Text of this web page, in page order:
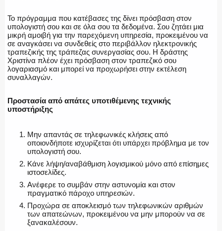
Το πρόγραμμα που κατέβασες της δίνει πρόσβαση στον
υπολογιστή σου και σε όλα σου τα δεδομένα. Σου ζητάει μια
μικρή αμοιβή για την παρεχόμενη υπηρεσία, προκειμένου να
σε αναγκάσει να συνδεθείς στο περιβάλλον ηλεκτρονικής
τραπεζικής της τράπεζας συνεργασίας σου. Η δράστης
Χριστίνα πλέον έχει πρόσβαση στον τραπεζικό σου
λογαριασμό και μπορεί να προχωρήσει στην εκτέλεση
συναλλαγών.
Προστασία από απάτες υποτιθέμενης τεχνικής
υποστήριξης
Μην απαντάς σε τηλεφωνικές κλήσεις από
οποιονδήποτε ισχυρίζεται ότι υπάρχει πρόβλημα με τον
υπολογιστή σου.
Κάνε λήψη/αναβάθμιση λογισμικού μόνο από επίσημες
ιστοσελίδες.
Ανέφερε το συμβάν στην αστυνομία και στον
πραγματικό πάροχο υπηρεσιών.
Προχώρα σε αποκλεισμό των τηλεφωνικών αριθμών
των απατεώνων, προκειμένου να μην μπορούν να σε
ξανακαλέσουν.